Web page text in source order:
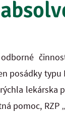
typu
lekárska
pomoc, RZP